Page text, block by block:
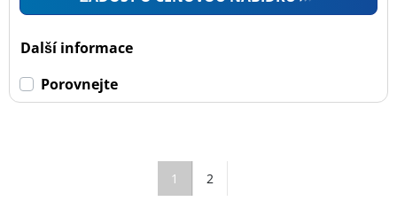
Další informace
Porovnejte
1 2